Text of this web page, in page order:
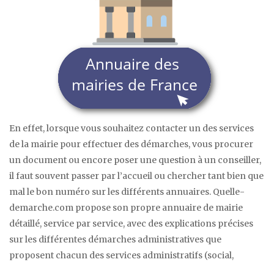
En effet, lorsque vous souhaitez contacter un des services
de la mairie pour effectuer des démarches, vous procurer
un document ou encore poser une question à un conseiller,
il faut souvent passer par l’accueil ou chercher tant bien que
mal le bon numéro sur les différents annuaires. Quelle-
demarche.com propose son propre annuaire de mairie
détaillé, service par service, avec des explications précises
sur les différentes démarches administratives que
proposent chacun des services administratifs (social,